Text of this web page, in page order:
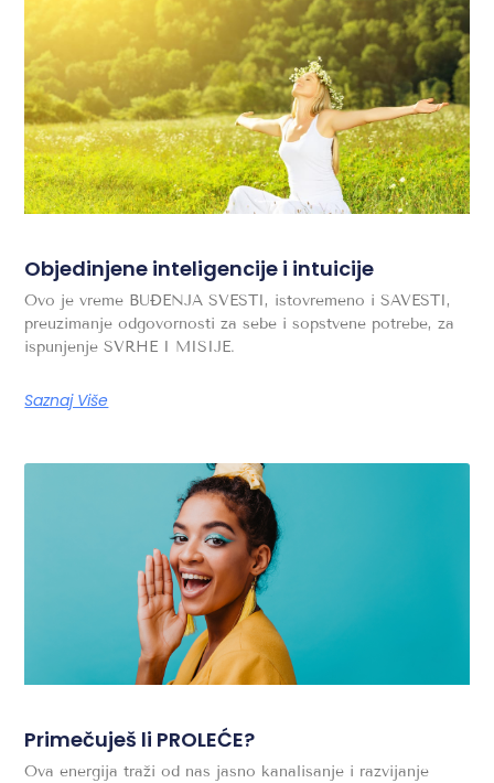
Objedinjene inteligencije i intuicije
Ovo je vreme BUĐENJA SVESTI, istovremeno i SAVESTI,
preuzimanje odgovornosti za sebe i sopstvene potrebe, za
ispunjenje SVRHE I MISIJE.
Saznaj Više
Primečuješ li PROLEĆE?
Ova energija traži od nas jasno kanalisanje i razvijanje